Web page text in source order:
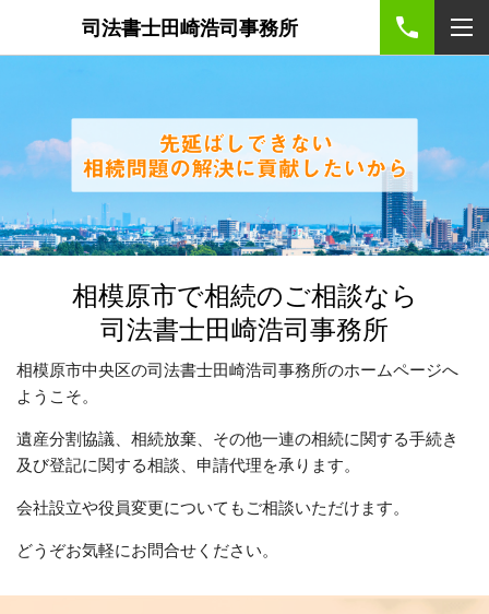
司法書士田崎浩司事務所
相模原市で相続のご相談なら
司法書士田崎浩司事務所
相模原市中央区の司法書士田崎浩司事務所のホームページへ
ようこそ。
遺産分割協議、相続放棄、その他一連の相続に関する手続き
及び登記に関する相談、申請代理を承ります。
会社設立や役員変更についてもご相談いただけます。
どうぞお気軽にお問合せください。